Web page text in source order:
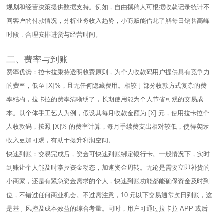
规划和经营决策提供数据支持。例如，自由撰稿人可根据收款记录统计不
同客户的付款情况，分析业务收入趋势；小商贩能借此了解每日销售高峰
时段，合理安排进货与经营时间。​
二、费率与到账​
费率优势：拉卡拉秉持透明收费原则，为个人收款码用户提供具有竞争力
的费率，低至 [X]%，且无任何隐藏费用。相较于部分收款方式复杂的费
率结构，拉卡拉的费率清晰明了，长期使用能为个人节省可观的交易成
本。以个体手工艺人为例，假设其每月收款金额为 [X] 元，使用拉卡拉个
人收款码，按照 [X]% 的费率计算，每月手续费支出相对较低，使得实际
收入更加可观，有助于提升利润空间。​
快速到账：交易完成后，资金可快速到账绑定银行卡。一般情况下，实时
到账让个人能及时掌握资金动态，加速资金周转。无论是需要立即补货的
小商家，还是有紧急资金需求的个人，快速到账功能都能确保资金及时到
位，不错过任何商业机会。不过需注意，10 元以下交易通常次日到账，这
是基于风控及成本效益的综合考量。同时，用户可通过拉卡拉 APP 或后